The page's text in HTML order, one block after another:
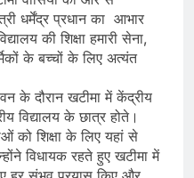
धर्मेंद्र प्रधान का आभार
की शिक्षा हमारी सेना,
के बच्चों के लिए अत्यंत
के दौरान खटीमा में केंद्रीय
विद्यालय के छात्र होते।
को शिक्षा के लिए यहां से
विधायक रहते हुए खटीमा में